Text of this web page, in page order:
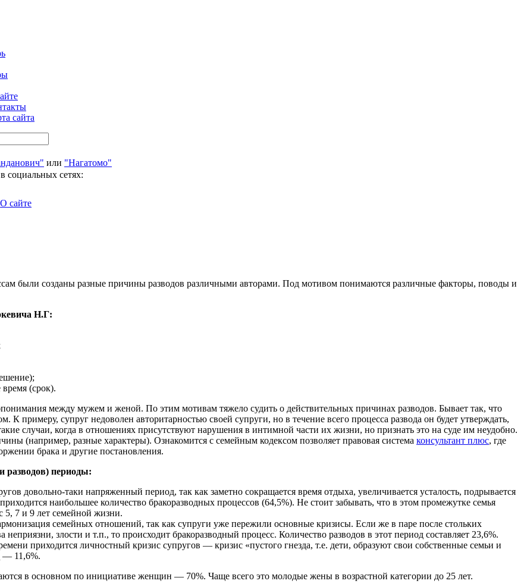
сайта
или "Нагатомо"
социальных сетях:
О сайте
были созданы разные причины разводов различными авторами. Под мотивом понимаются различные факторы, поводы и
Н.Г:
(срок).
между мужем и женой. По этим мотивам тяжело судить о действительных причинах разводов. Бывает так, что
супруг недоволен авторитарностью своей супруги, но в течение всего процесса развода он будет утверждать,
случаи, когда в отношениях присутствуют нарушения в интимной части их жизни, но признать это на суде им неудобно.
(например, разные характеры). Ознакомится с семейным кодексом позволяет правовая система консультант плюс, где
брака и другие постановления.
разводов) периоды:
довольно-таки напряженный период, так как заметно сокращается время отдыха, увеличивается усталость, подрывается
наибольшее количество бракоразводных процессов (64,5%). Не стоит забывать, что в этом промежутке семья
5, 7 и 9 лет семейной жизни.
семейных отношений, так как супруги уже пережили основные кризисы. Если же в паре после стольких
злости и т.п., то происходит бракоразводный процесс. Количество разводов в этот период составляет 23,6%.
приходится личностный кризис супругов — кризис «пустого гнезда, т.е. дети, образуют свои собственные семьи и
— 11,6%.
в основном по инициативе женщин — 70%. Чаще всего это молодые жены в возрастной категории до 25 лет.